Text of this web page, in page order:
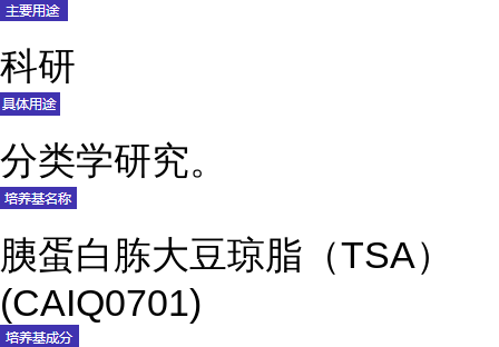
科研
分类学研究。
胰蛋白胨大豆琼脂（TSA）
(CAIQ0701)